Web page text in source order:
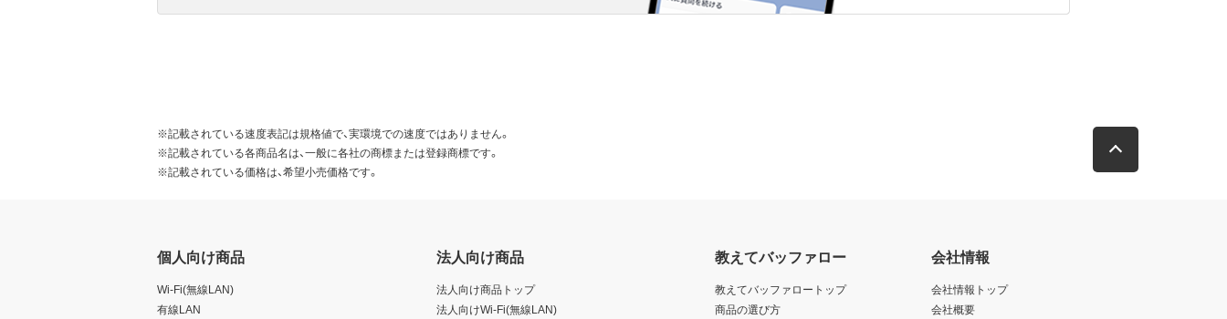
※記載されている速度表記は規格値で、実環境での速度ではありません。
※記載されている各商品名は、一般に各社の商標または登録商標です。
※記載されている価格は、希望小売価格です。
個人向け商品
Wi-Fi(無線LAN)
有線LAN
法人向け商品
法人向け商品トップ
法人向けWi-Fi(無線LAN)
教えてバッファロー
教えてバッファロートップ
商品の選び方
会社情報
会社情報トップ
会社概要